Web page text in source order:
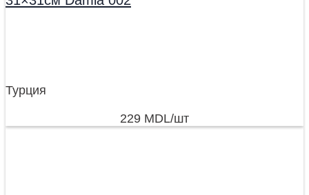
Турция
229 MDL/шт